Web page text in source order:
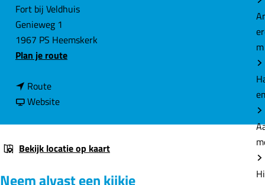
m
C
o
n
t
c
Fort bij Veldhuis
Genieweg 1
1967 PS Heemskerk
Plan je routen
r
b
Routen
a
F
r
Websitev
F
r
Bekijk locatie op kaart
Neem alvast een kijkje